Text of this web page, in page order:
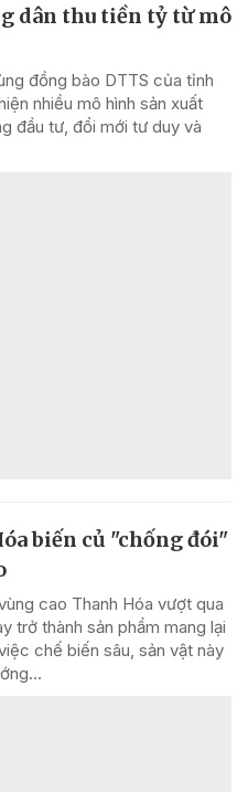
dân thu tiền tỷ từ mô
đồng bào DTTS của tỉnh
nhiều mô hình sản xuất
đầu tư, đổi mới tư duy và
biến củ "chống đói"
cao Thanh Hóa vượt qua
trở thành sản phẩm mang lại
chế biến sâu, sản vật này